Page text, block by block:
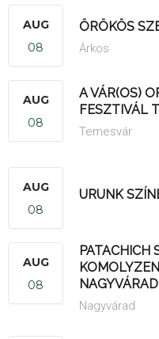
AUG
08
ÖRÖKÖS
Árkos
AUG
08
A VÁR(OS)
FESZTIVÁL
Temesvár
AUG
08
URUNK
AUG
08
PATACHICH
Nagyvárad